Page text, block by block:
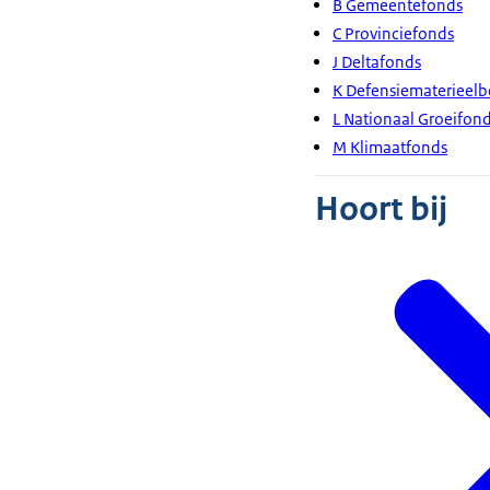
B Gemeentefonds
C Provinciefonds
J Deltafonds
K
L Nationaal
M Klimaatfonds
Hoort bij